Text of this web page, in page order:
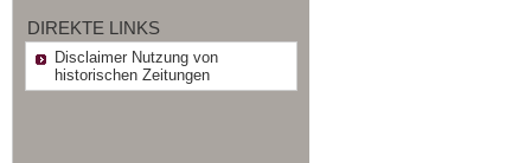
DIREKTE LINKS
Disclaimer Nutzung von
historischen Zeitungen